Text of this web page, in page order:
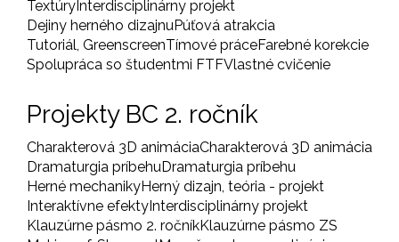
TextúryInterdisciplinárny projekt
Dejiny herného dizajnuPúťová atrakcia
Tutoriál, GreenscreenTímové práceFarebné korekcie
Spolupráca so študentmi FTFVlastné cvičenie
Projekty BC 2. ročník
Charakterová 3D animáciaCharakterová 3D animácia
Dramaturgia príbehuDramaturgia príbehu
Herné mechanikyHerný dizajn, teória - projekt
Interaktívne efektyInterdisciplinárny projekt
Klauzúrne pásmo 2. ročníkKlauzúrne pásmo ZS